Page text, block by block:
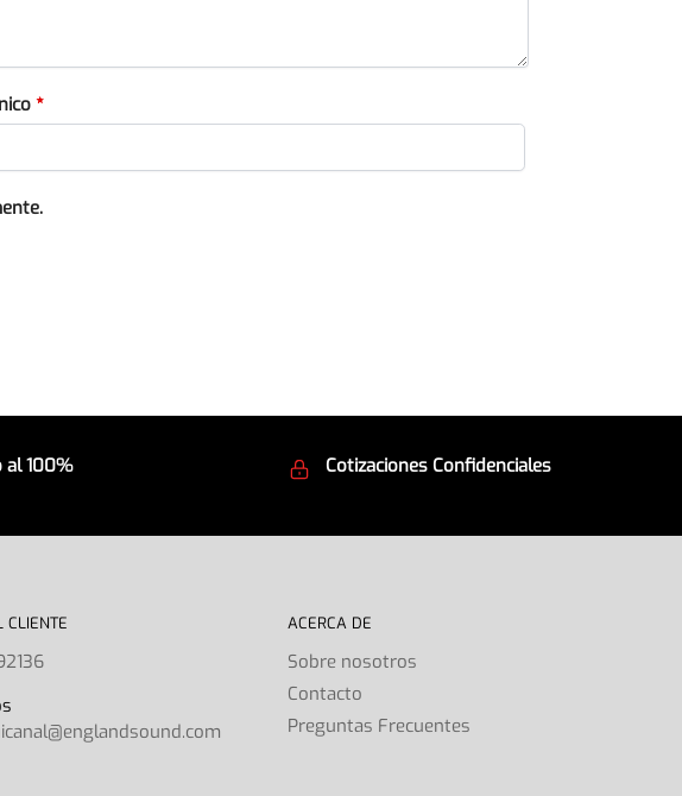
*
al 100% Cotizaciones Confidenciales
CLIENTE ACERCA DE
Sobre nosotros
Contacto
Preguntas Frecuentes